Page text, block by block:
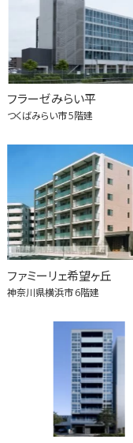
フラーゼみらい平
つくばみらい市5階建
ファミーリェ希望ヶ丘
神奈川県横浜市6階建